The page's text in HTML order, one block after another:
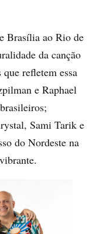
Brasília ao Rio de
da canção
refletem essa
e Raphael
Sami Tarik e
do Nordeste na